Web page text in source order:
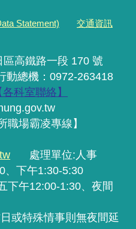
Statement) 交通資訊
高鐵路一段 170 號
動總機：0972-263418
各科室聯絡】
職場霸凌專線】
處理單位:人事
、下午1:30-5:30
下午12:00-1:30、夜間
或特殊情事則無夜間延